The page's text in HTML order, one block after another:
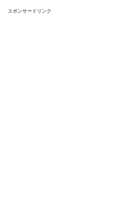
スポンサードリンク